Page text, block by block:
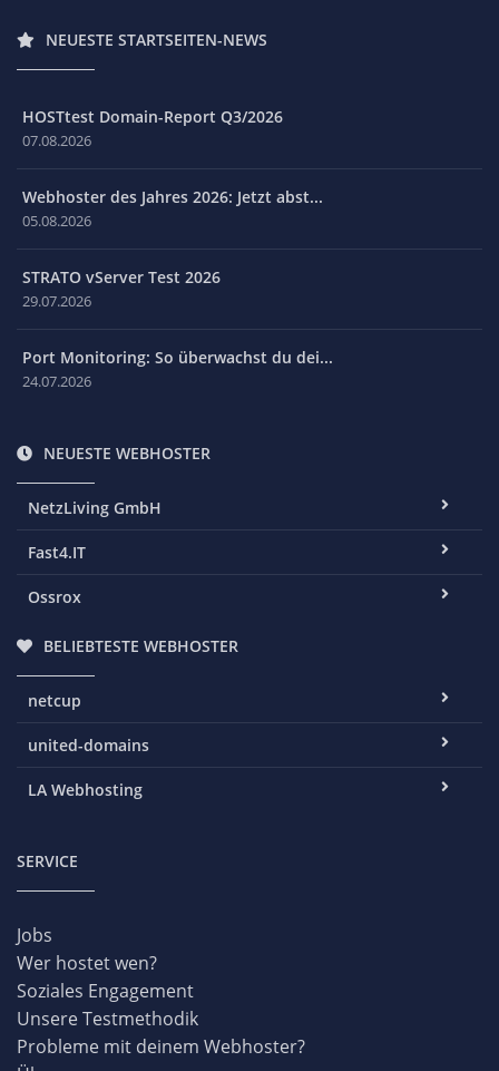
NEUESTE STARTSEITEN-NEWS
HOSTtest Domain-Report Q3/2026
07.08.2026
Webhoster des Jahres 2026: Jetzt abst...
05.08.2026
STRATO vServer Test 2026
29.07.2026
Port Monitoring: So überwachst du dei...
24.07.2026
NEUESTE WEBHOSTER
NetzLiving GmbH
Fast4.IT
Ossrox
BELIEBTESTE WEBHOSTER
netcup
united-domains
LA Webhosting
SERVICE
Jobs
Wer hostet wen?
Soziales Engagement
Unsere Testmethodik
Probleme mit deinem Webhoster?